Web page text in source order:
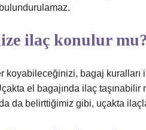
ilaç konulur
koyabileceğinizi, bagaj
el bagajında ​​ilaç
da belirttiğimiz gibi, uçakta